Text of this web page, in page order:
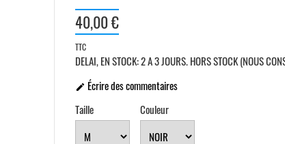
40,00 €
TTC
DELAI, EN STOCK: 2 A 3 JOURS. HORS STOCK (NOUS
 Écrire des commentaires
Taille
Couleur